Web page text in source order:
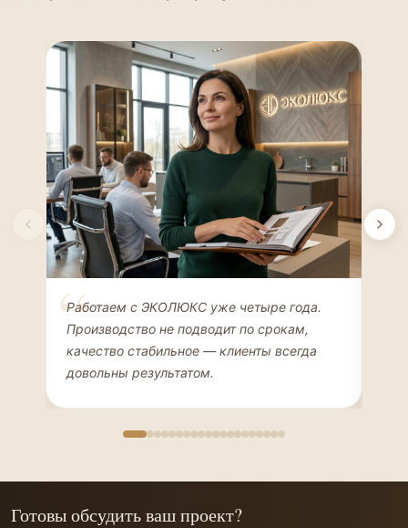
Елена Соколова
ДИЗАЙНЕР ИНТЕРЬЕРОВ
Работаем с ЭКОЛЮКС уже четыре года.
Производство не подводит по срокам,
качество стабильное — клиенты всегда
довольны результатом.
Готовы обсудить ваш проект?